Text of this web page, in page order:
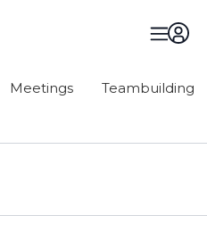
Meetings Teambuilding